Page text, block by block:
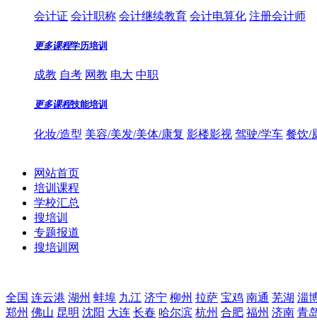
会计证 会计职称 会计继续教育 会计电算化 注册会计师
更多课程学历培训
成教 自考 网教 电大 中职
更多课程技能培训
化妆/造型 美容/美发/美体/康复 影楼影视 驾驶/学车 餐饮/
网站首页
培训课程
学校汇总
搜培训
专题报道
搜培训网
全国 连云港 湖州 蚌埠 九江 济宁 柳州 拉萨 宝鸡 南通 芜湖 淄
郑州 佛山 昆明 沈阳 大连 长春 哈尔滨 杭州 合肥 福州 济南 青